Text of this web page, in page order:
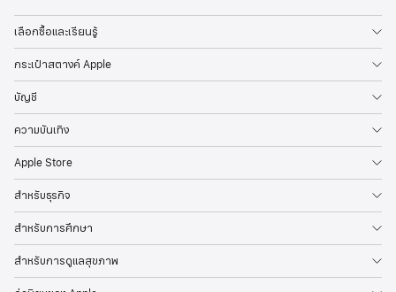
เลือกซื้อและเรียนรู้
กระเป๋าสตางค์ Apple
บัญชี
ความบันเทิง
Apple Store
สำหรับธุรกิจ
สำหรับการศึกษา
สำหรับการดูแลสุขภาพ